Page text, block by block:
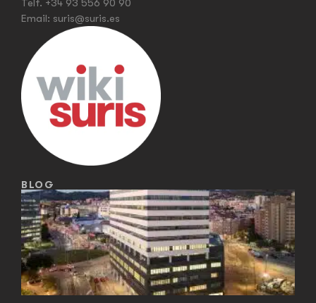
Telf. +34 93 556 90 90
Email: suris@suris.es
BLOG